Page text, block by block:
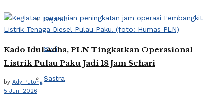
Sejarah
Seni
Sastra
Kado Idul Adha, PLN Tingkatkan Operasional
Listrik Pulau Paku Jadi 18 Jam Sehari
by Ady Putong
5 Juni 2026